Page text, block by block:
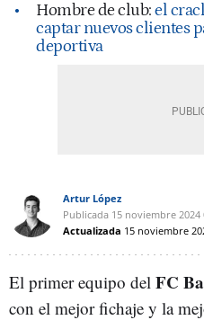
Hombre de club:el
captar nuevos clientes
deportiva
Artur López
Publicada 15 noviembre 2024
Actualizada 15 noviembre
El primer equipo del FC
con el mejor fichaje y la